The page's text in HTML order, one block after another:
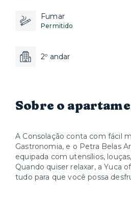
Fumar
Permitido
2º andar
Sobre o
A Consolação conta com fácil
Gastronomia, e o Petra Belas
equipada com utensílios,
Quando quiser relaxar, a Yuca
tudo para que você possa